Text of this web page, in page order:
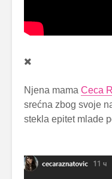
Njena mama Ceca
srećna zbog svoje
stekla epitet mlade